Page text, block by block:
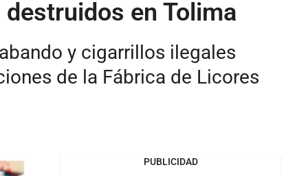
en Tolima
y cigarrillos ilegales
de la Fábrica de Licores
PUBLICIDAD